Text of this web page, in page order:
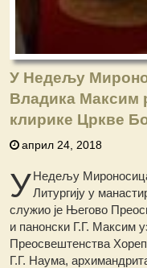
У Недељу
Владика Максим
клирике Цркве
април 24, 2018
УНедељу
Литургију у
служио је Његово
и панонски Г.Г. Максим
Преосвештенства
Г.Г. Наума,